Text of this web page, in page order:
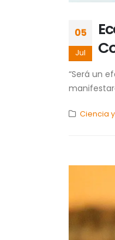
05
Jul
“Será un
Ciencia